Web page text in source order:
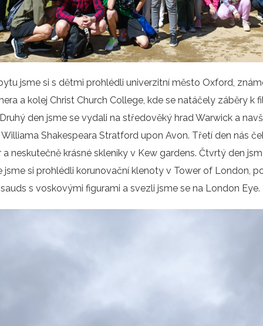
jsme si s dětmi prohlédli univerzitní město Oxford,
a kolej Christ Church College, kde se natáčely záběry k
den jsme se vydali na středověký hrad Warwick a
Shakespeara Stratford upon Avon. Třetí den nás
a neskutečně krásné skleníky v Kew gardens. Čtvrtý den
jsme si prohlédli korunovační klenoty v Tower of London,
s voskovými figurami a svezli jsme se na London Eye.